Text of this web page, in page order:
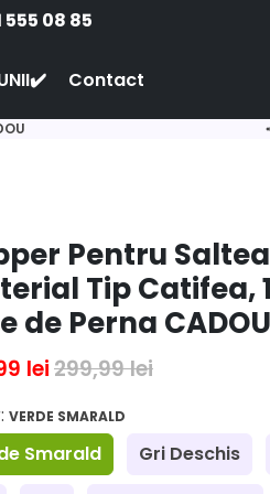
555 08 85
Contact
Pentru
Tip Catifea,
de Perna CADOU
lei299,99 lei
VERDE SMARALD
Smarald Gri Deschis